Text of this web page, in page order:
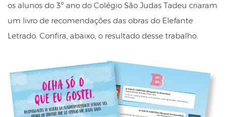
os alunos do 3º ano do Colégio São Judas Tadeu criaram
um livro de recomendações das obras do Elefante
Letrado. Confira, abaixo, o resultado desse trabalho.